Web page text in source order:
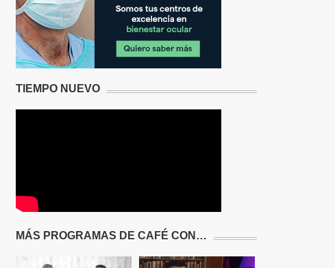
TIEMPO NUEVO
MÁS PROGRAMAS DE CAFÉ CON…